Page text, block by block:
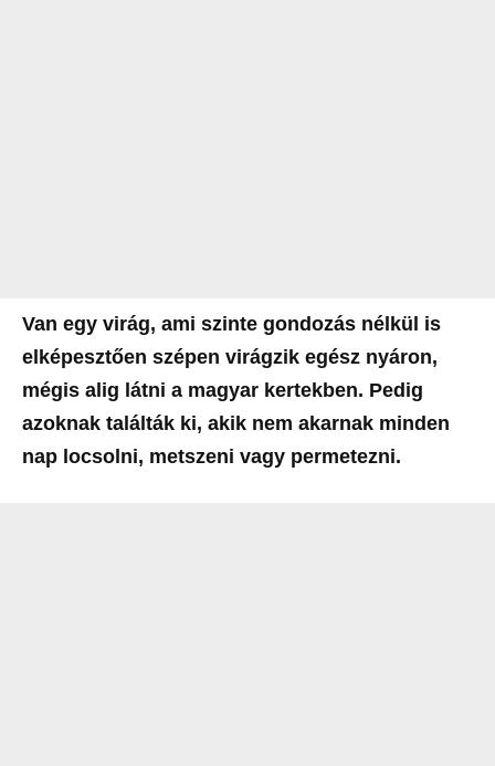
Van egy virág, ami szinte gondozás nélkül is
elképesztően szépen virágzik egész nyáron,
mégis alig látni a magyar kertekben. Pedig
azoknak találták ki, akik nem akarnak minden
nap locsolni, metszeni vagy permetezni.